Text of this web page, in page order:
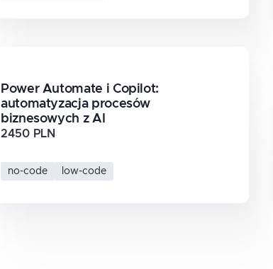
Power Automate i Copilot:
automatyzacja procesów
biznesowych z AI
2450 PLN
no-code low-code